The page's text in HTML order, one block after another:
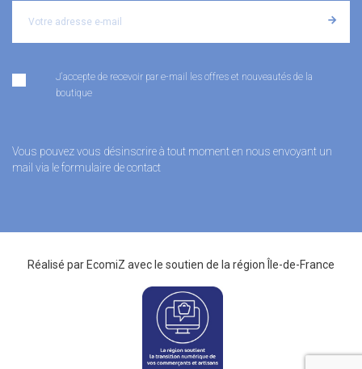
J'accepte de recevoir par e-mail les offres et nouveautés de la
boutique
Vous pouvez vous désinscrire à tout moment en nous envoyant un
mail via le formulaire de contact
Réalisé par EcomiZ avec le soutien de la région Île-de-France